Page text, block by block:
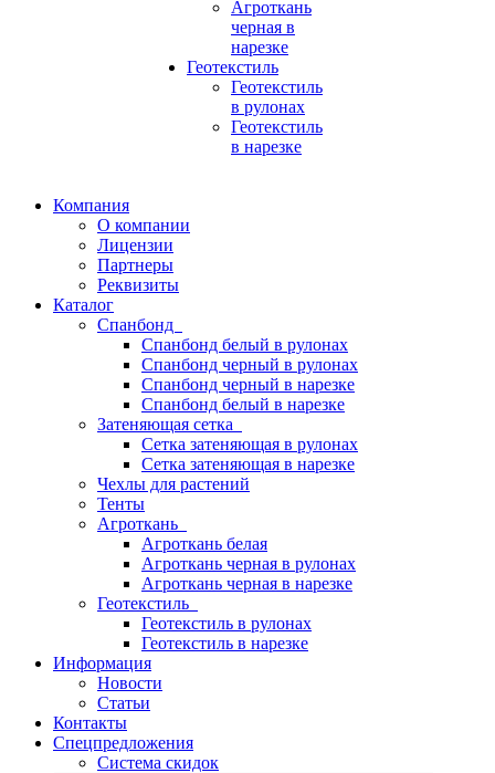
Агроткань
черная в
нарезке
Геотекстиль
Геотекстиль
в рулонах
Геотекстиль
в нарезке
Компания
О компании
Лицензии
Партнеры
Реквизиты
Каталог
Спанбонд
Спанбонд белый в рулонах
Спанбонд черный в рулонах
Спанбонд черный в нарезке
Спанбонд белый в нарезке
Затеняющая сетка
Сетка затеняющая в рулонах
Сетка затеняющая в нарезке
Чехлы для растений
Тенты
Агроткань
Агроткань белая
Агроткань черная в рулонах
Агроткань черная в нарезке
Геотекстиль
Геотекстиль в рулонах
Геотекстиль в нарезке
Информация
Новости
Статьи
Контакты
Спецпредложения
Система скидок